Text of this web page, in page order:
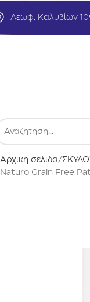
Λεωφ. Καλυβίων
Αρχική σελίδα
Naturo Grain Free